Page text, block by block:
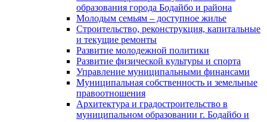
образования города Бодайбо и района
Молодым семьям – доступное жилье
Строительство, реконструкция, капитальные
и текущие ремонты
Развитие молодежной политики
Развитие физической культуры и спорта
Управление муниципальными финансами
Муниципальная собственность и земельные
правоотношения
Архитектура и градостроительство в
муниципальном образовании г. Бодайбо и